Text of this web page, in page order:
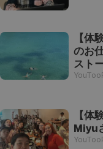
【体
のお
スト
【体
Miyu